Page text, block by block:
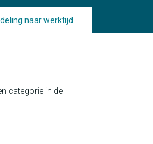
naar werktijd
categorie in de